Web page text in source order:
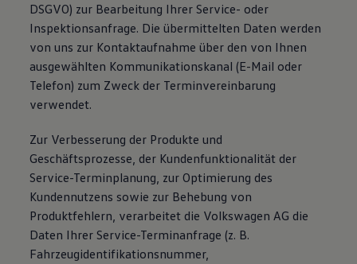
DSGVO) zur Bearbeitung Ihrer Service- oder
Inspektionsanfrage. Die übermittelten Daten werden
von uns zur Kontaktaufnahme über den von Ihnen
ausgewählten Kommunikationskanal (E-Mail oder
Telefon) zum Zweck der Terminvereinbarung
verwendet.
Zur Verbesserung der Produkte und
Geschäftsprozesse, der Kundenfunktionalität der
Service-Terminplanung, zur Optimierung des
Kundennutzens sowie zur Behebung von
Produktfehlern, verarbeitet die Volkswagen AG die
Daten Ihrer Service-Terminanfrage (z. B.
Fahrzeugidentifikationsnummer,